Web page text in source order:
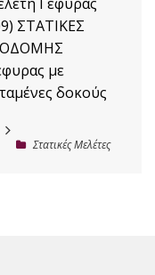
ΣΤΑΤΙΚΕΣ
με
δοκούς
Στατικές Μελέτες